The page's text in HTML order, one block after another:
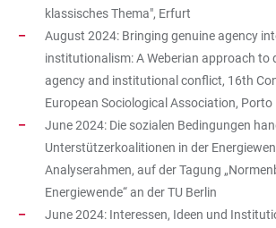
klassisches Thema", Erfurt
August 2024: Bringing genuine agency
institutionalism: A Weberian approach to
agency and institutional conflict, 16th
European Sociological Association, Porto
June 2024: Die sozialen Bedingungen
Unterstützerkoalitionen in der
Analyserahmen, auf der Tagung
Energiewende“ an der TU Berlin
June 2024: Interessen, Ideen und